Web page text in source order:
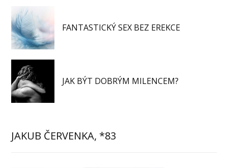
FANTASTICKÝ SEX BEZ EREKCE
JAK BÝT DOBRÝM MILENCEM?
JAKUB ČERVENKA, *83